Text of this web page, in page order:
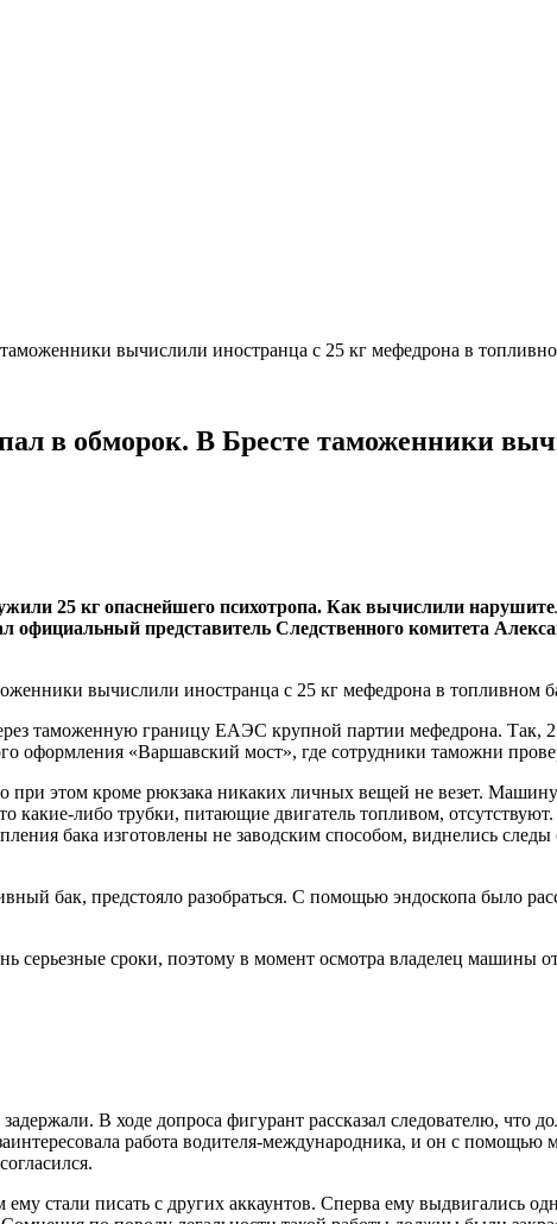
вычислили иностранца с 25 кг мефедрона в
в обморок. В Бресте таможенники
25 кг опаснейшего психотропа. Как вычислили
представитель Следственного комитета
таможенную границу ЕАЭС крупной партии мефедрона. Так, 2
оформления «Варшавский мост», где сотрудники таможни
при этом кроме рюкзака никаких личных вещей не везет.
либо трубки, питающие двигатель топливом,
бака изготовлены не заводским способом, виднелись
бак, предстояло разобраться. С помощью эндоскопа было
серьезные сроки, поэтому в момент осмотра владелец машины
В ходе допроса фигурант рассказал следователю, что
работа водителя-международника, и он с помощью
стали писать с других аккаунтов. Сперва ему выдвигались